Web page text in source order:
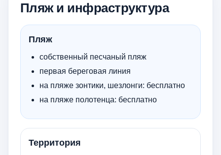
Пляж и инфраструктура
Пляж
собственный песчаный пляж
первая береговая линия
на пляже зонтики, шезлонги: бесплатно
на пляже полотенца: бесплатно
Территория